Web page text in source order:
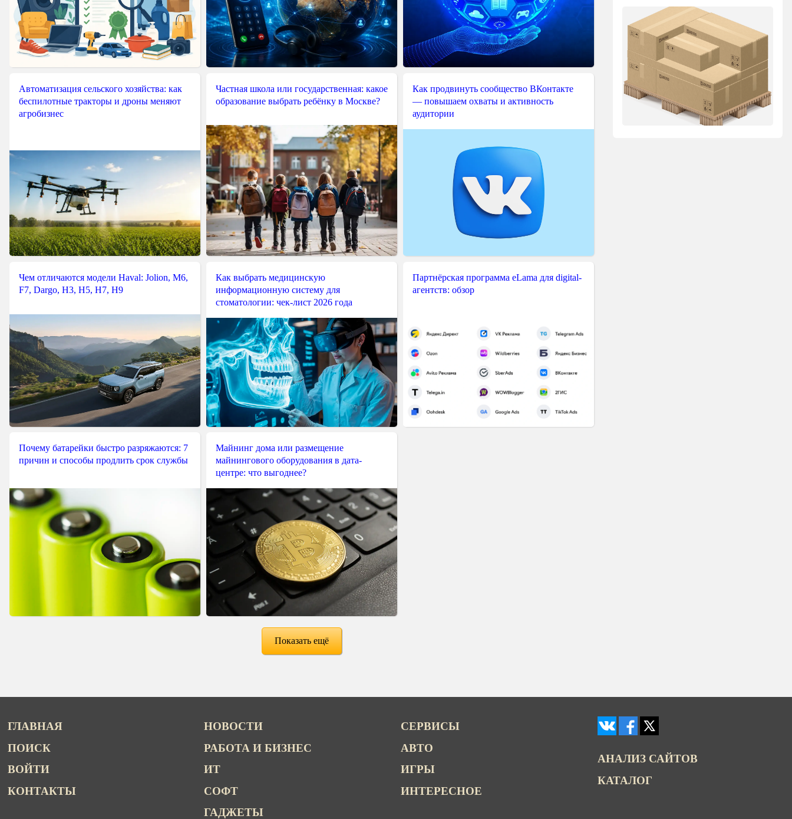
Автоматизация сельского хозяйства: как
беспилотные тракторы и дроны меняют
агробизнес
Частная школа или государственная: какое
образование выбрать ребёнку в Москве?
Как продвинуть сообщество ВКонтакте
— повышаем охваты и активность
аудитории
Чем отличаются модели Haval: Jolion, M6,
F7, Dargo, H3, H5, H7, H9
Как выбрать медицинскую
информационную систему для
стоматологии: чек-лист 2026 года
Партнёрская программа eLama для digital-
агентств: обзор
Почему батарейки быстро разряжаются: 7
причин и способы продлить срок службы
Майнинг дома или размещение
майнингового оборудования в дата-
центре: что выгоднее?
Показать ещё
ГЛАВНАЯ
ПОИСК
ВОЙТИ
КОНТАКТЫ
НОВОСТИ
РАБОТА И БИЗНЕС
ИТ
СОФТ
ГАДЖЕТЫ
СЕРВИСЫ
АВТО
ИГРЫ
ИНТЕРЕСНОЕ
АНАЛИЗ САЙТОВ
КАТАЛОГ